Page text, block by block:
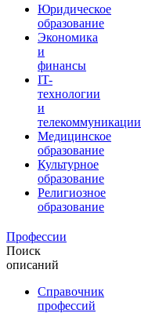
Юридическое
образование
Экономика
и
финансы
IT-
технологии
и
телекоммуникации
Медицинское
образование
Культурное
образование
Религиозное
образование
Профессии
Поиск
описаний
Справочник
профессий